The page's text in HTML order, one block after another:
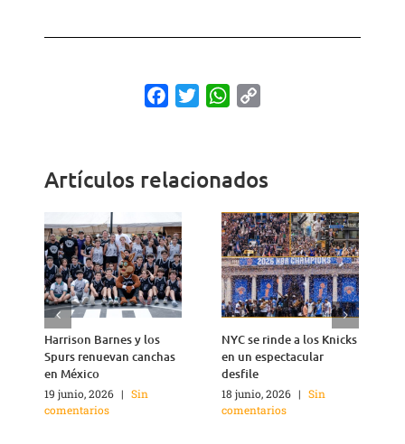
FacebookTwitterWhatsApp
Artículos relacionados
Harrison Barnes y los
Spurs renuevan canchas
en México
19 junio, 2026 | Sin
comentarios
NYC se rinde a los Knicks
en un espectacular
desfile
18 junio, 2026 | Sin
comentarios